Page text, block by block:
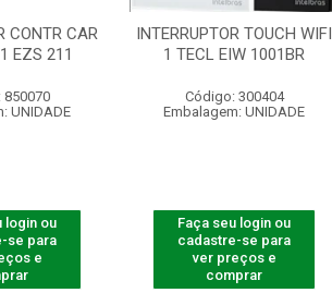
CONTR CAR
EZS 211
UNIDADE
login ou
se para
e
INTERRUPTOR TOUCH WIFI
1 TECL EIW 1001BR
Código: 300404
Embalagem: UNIDADE
Faça seu login ou
cadastre-se para
ver preços e
comprar